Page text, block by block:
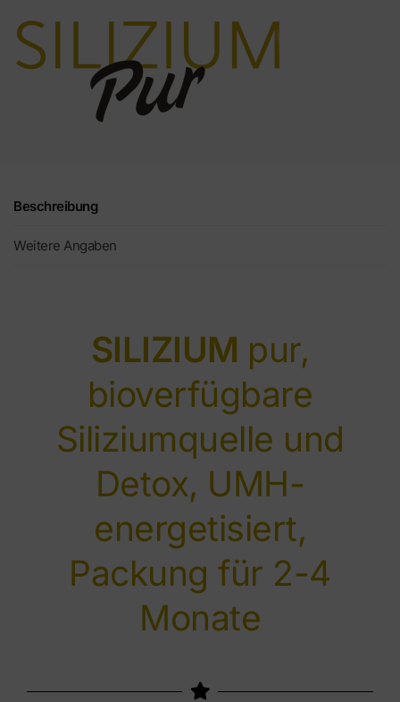
Beschreibung
Weitere Angaben
SILIZIUM pur,
bioverfügbare
Siliziumquelle und
Detox, UMH-
energetisiert,
Packung für 2-4
Monate